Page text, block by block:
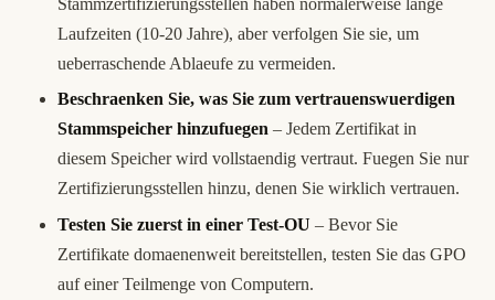
Laufzeiten (10-20 Jahre), aber verfolgen Sie sie, um
ueberraschende Ablaeufe zu vermeiden.
Beschraenken Sie, was Sie zum vertrauenswuerdigen
Stammspeicher hinzufuegen – Jedem Zertifikat in
diesem Speicher wird vollstaendig vertraut. Fuegen Sie nur
Zertifizierungsstellen hinzu, denen Sie wirklich vertrauen.
Testen Sie zuerst in einer Test-OU – Bevor Sie
Zertifikate domaenenweit bereitstellen, testen Sie das GPO
auf einer Teilmenge von Computern.